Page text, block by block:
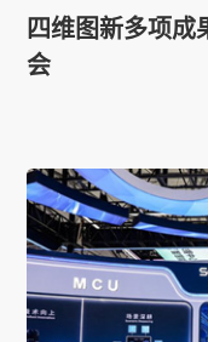
四维图新多项成
会